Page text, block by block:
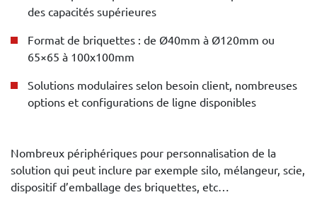
des capacités supérieures
Format de briquettes : de Ø40mm à Ø120mm ou
65×65 à 100x100mm
Solutions modulaires selon besoin client, nombreuses
options et configurations de ligne disponibles
Nombreux périphériques pour personnalisation de la
solution qui peut inclure par exemple silo, mélangeur, scie,
dispositif d’emballage des briquettes, etc…